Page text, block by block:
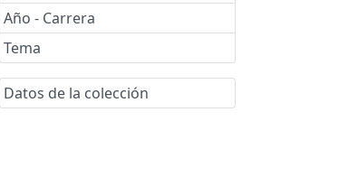
Año - Carrera
Tema
Datos de la colección